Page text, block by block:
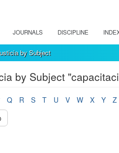
JOURNALS DISCIPLINE
by Subject
by Subject
Q R S T U V W X Y
Z